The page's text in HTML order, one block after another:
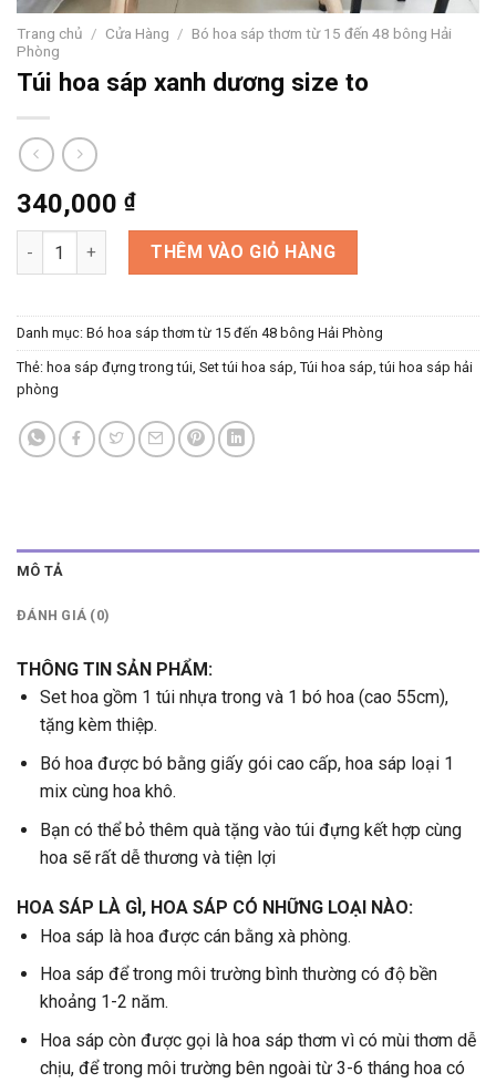
Trang chủ / Cửa Hàng / Bó hoa sáp thơm từ 15 đến 48 bông Hải
Phòng
Túi hoa sáp xanh dương size to
340,000 ₫
Túi hoa sáp xanh dương size to số lượng
THÊM VÀO GIỎ HÀNG
Danh mục: Bó hoa sáp thơm từ 15 đến 48 bông Hải Phòng
Thẻ: hoa sáp đựng trong túi Set túi hoa sáp Túi hoa sáp ,túi hoa sáp hải
phòng
MÔ TẢ
ĐÁNH GIÁ (0)
THÔNG TIN SẢN PHẨM:
Set hoa gồm 1 túi nhựa trong và 1 bó hoa (cao 55cm),
tặng kèm thiệp.
Bó hoa được bó bằng giấy gói cao cấp, hoa sáp loại 1
mix cùng hoa khô.
Bạn có thể bỏ thêm quà tặng vào túi đựng kết hợp cùng
hoa sẽ rất dễ thương và tiện lợi
HOA SÁP LÀ GÌ, HOA SÁP CÓ NHỮNG LOẠI NÀO:
Hoa sáp là hoa được cán bằng xà phòng.
Hoa sáp để trong môi trường bình thường có độ bền
khoảng 1-2 năm.
Hoa sáp còn được gọi là hoa sáp thơm vì có mùi thơm dễ
chịu, để trong môi trường bên ngoài từ 3-6 tháng hoa có